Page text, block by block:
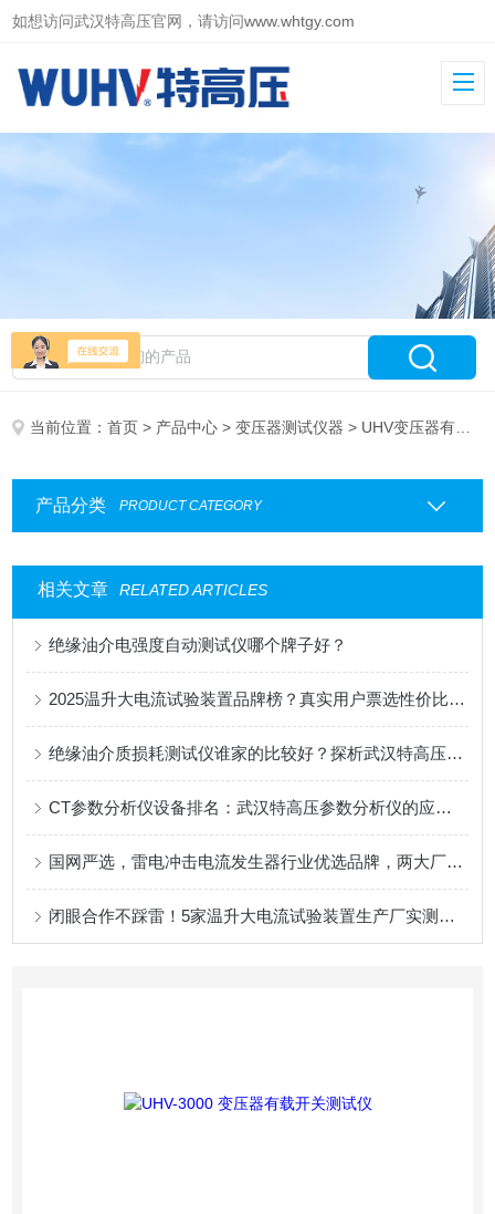
如想访问武汉特高压官网，请访问www.whtgy.com
当前位置：首页 > 产品中心 >变压器测试仪器 > UHV变压器有载开关测试仪
产品分类 PRODUCT CATEGORY
相关文章 RELATED ARTICLES
绝缘油介电强度自动测试仪哪个牌子好？
2025温升大电流试验装置品牌榜？真实用户票选性价比黑马揭晓！
绝缘油介质损耗测试仪谁家的比较好？探析武汉特高压核心技术与规范应用
CT参数分析仪设备排名：武汉特高压参数分析仪的应用视角
国网严选，雷电冲击电流发生器行业优选品牌，两大厂家优势解析​
闭眼合作不踩雷！5家温升大电流试验装置生产厂实测推荐